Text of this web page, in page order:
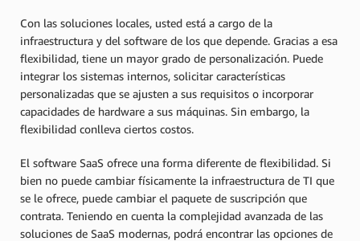
Con las soluciones locales, usted está a cargo de la
infraestructura y del software de los que depende. Gracias a esa
flexibilidad, tiene un mayor grado de personalización. Puede
integrar los sistemas internos, solicitar características
personalizadas que se ajusten a sus requisitos o incorporar
capacidades de hardware a sus máquinas. Sin embargo, la
flexibilidad conlleva ciertos costos.
El software SaaS ofrece una forma diferente de flexibilidad. Si
bien no puede cambiar físicamente la infraestructura de TI que
se le ofrece, puede cambiar el paquete de suscripción que
contrata. Teniendo en cuenta la complejidad avanzada de las
soluciones de SaaS modernas, podrá encontrar las opciones de